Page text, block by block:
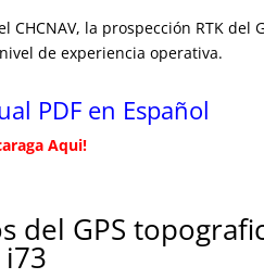
la prospección RTK del
de experiencia operativa.
PDF en Español
Aqui!
del GPS
i73